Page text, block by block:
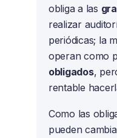
obliga a las
realizar
periódicas; la
operan como
obligados,
rentable
Como las
pueden